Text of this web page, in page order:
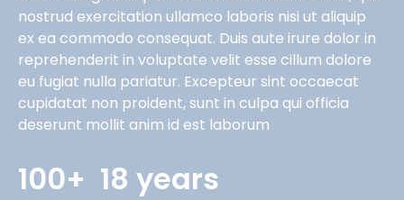
nostrud exercitation ullamco laboris nisi ut aliquip
ex ea commodo consequat. Duis aute irure dolor in
reprehenderit in voluptate velit esse cillum dolore
eu fugiat nulla pariatur. Excepteur sint occaecat
cupidatat non proident, sunt in culpa qui officia
deserunt mollit anim id est laborum
100+ 18 years